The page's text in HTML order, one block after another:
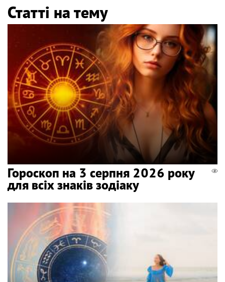
Статті на тему
Гороскоп на 3 серпня 2026 року
для всіх знаків зодіаку